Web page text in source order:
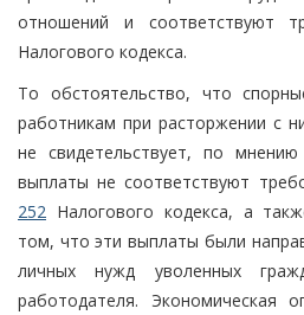
отношений и соответствуют
Налогового кодекса.
То обстоятельство, что
работникам при расторжении с
не свидетельствует, по
выплаты не соответствуют
252 Налогового кодекса, а
том, что эти выплаты были
личных нужд уволенных
работодателя. Экономическая